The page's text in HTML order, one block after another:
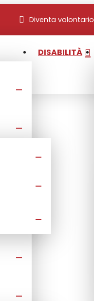
Diventa volontario
DISABILITÀ